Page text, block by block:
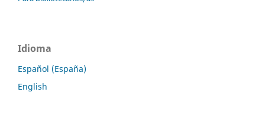
Idioma
Español (España)
English